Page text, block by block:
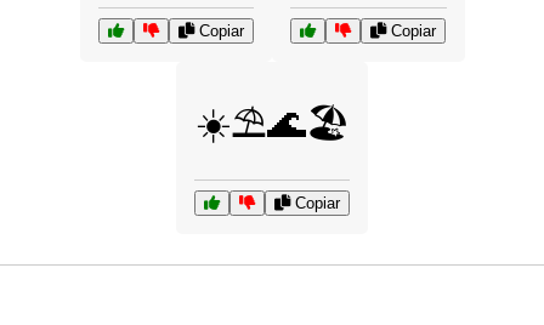
Copiar Copiar
☀️⛱️🌊🏖️
Copiar